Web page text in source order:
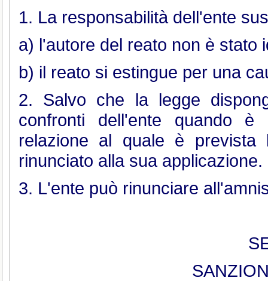
1. La responsabilità dell'ente
a) l'autore del reato non è stato
b) il reato si estingue per una
2. Salvo che la legge
confronti dell'ente quando
relazione al quale è prevista
rinunciato alla sua applicazione.
3. L'ente può rinunciare